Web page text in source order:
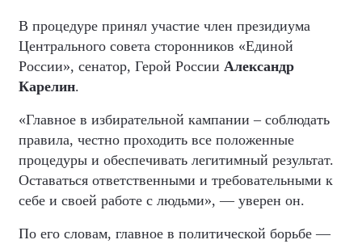
В процедуре принял участие член президиума
Центрального совета сторонников «Единой
России», сенатор, Герой России Александр
Карелин.
«Главное в избирательной кампании – соблюдать
правила, честно проходить все положенные
процедуры и обеспечивать легитимный результат.
Оставаться ответственными и требовательными к
себе и своей работе с людьми», — уверен он.
По его словам, главное в политической борьбе —